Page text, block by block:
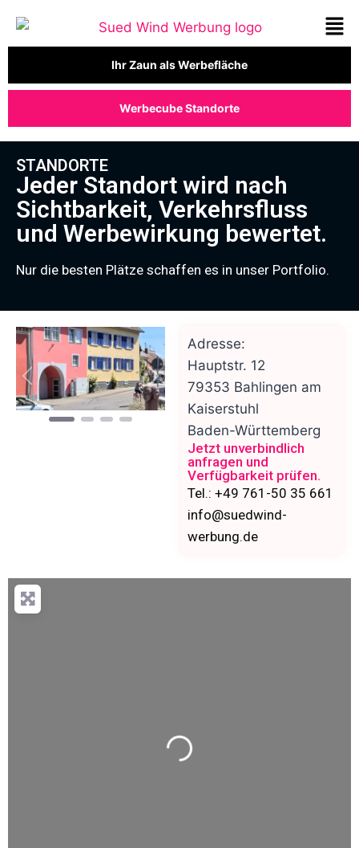
Ihr Zaun als Werbefläche
Werbecube Standorte
STANDORTE
Jeder Standort wird nach
Sichtbarkeit, Verkehrsfluss
und Werbewirkung bewertet.
Nur die besten Plätze schaffen es in unser Portfolio.
Vorheriges Nächstes
Adresse:
Hauptstr. 12
79353 Bahlingen am
Kaiserstuhl
Baden-Württemberg
Jetzt unverbindlich
anfragen und
Verfügbarkeit prüfen.
Tel.: +49 761-50 35 661
info@suedwind-
werbung.de
Wird geladen …